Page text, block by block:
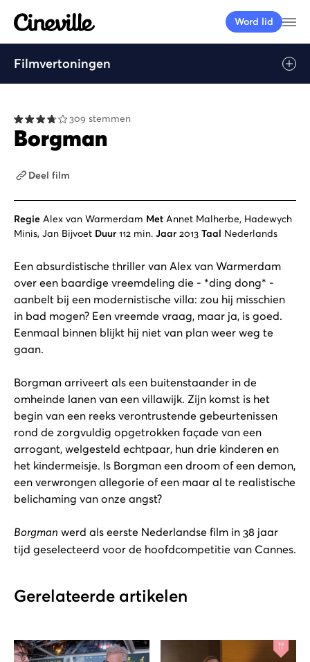
Cineville Logo
Word lid
Filmvertoningen
309 stemmen
Borgman
Deel film
Regie Alex van Warmerdam Met Annet Malherbe, Hadewych
Minis, Jan Bijvoet Duur 112 min. Jaar 2013 Taal Nederlands
Een absurdistische thriller van Alex van Warmerdam
over een baardige vreemdeling die - *ding dong* -
aanbelt bij een modernistische villa: zou hij misschien
in bad mogen? Een vreemde vraag, maar ja, is goed.
Eenmaal binnen blijkt hij niet van plan weer weg te
gaan.
Borgman arriveert als een buitenstaander in de
omheinde lanen van een villawijk. Zijn komst is het
begin van een reeks verontrustende gebeurtenissen
rond de zorgvuldig opgetrokken façade van een
arrogant, welgesteld echtpaar, hun drie kinderen en
het kindermeisje. Is Borgman een droom of een demon,
een verwrongen allegorie of een maar al te realistische
belichaming van onze angst?
Borgman werd als eerste Nederlandse film in 38 jaar
tijd geselecteerd voor de hoofdcompetitie van Cannes.
Gerelateerde artikelen